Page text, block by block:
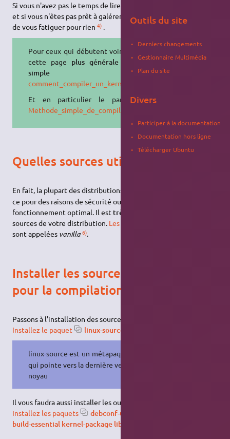
Si vous n'avez pas le temps de lire beaucoup de documentation
et si vous n'êtes pas prêt à galérer sérieusement, alors inutile
de vous fatiguer pour rien4) .
Pour ceux qui débutent voir d'abord
cette page plus générale et plus
simple
comment_compiler_un_kernel_de_kernel.org
Et en particulier le paragraphe
Methode_simple_de_compilation
Quelles sources utiliser
En fait, la plupart des distributions
ce pour des raisons de sécurité ou tout simplement pour un
fonctionnement optimal. Il est très
sources de votre distribution. Les sources officielles de Linux
sont appelées vanilla 6).
Installer les sources et les outils
pour la compilation
Passons à l'installation des sources :
Installez le paquet
linux-source
linux-source est un métapaquetage
qui pointe vers la dernière version du
noyau
Il vous faudra aussi installer les outils de compilation :
Installez les paquets
debconf-utils dpkg-dev debhelper
build-essential kernel-package libncurses5-dev
Outils du site
Derniers changements
Gestionnaire Multimédia
Plan du site
Divers
Participer à la documentation
Documentation hors ligne
Télécharger Ubuntu